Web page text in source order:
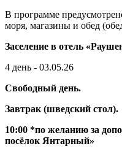
В программе
моря, магазины и обед
Заселение в отель
4 день - 03.05.26
Свободный день.
Завтрак (шведский стол).
10:00 *по желанию за
посёлок Янтарный»